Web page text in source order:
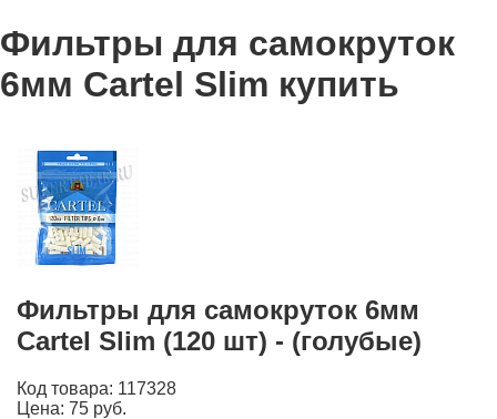
Фильтры для самокруток
6мм Cartel Slim купить
Фильтры для самокруток 6мм
Cartel Slim (120 шт) - (голубые)
Код товара: 117328
Цена: 75 руб.